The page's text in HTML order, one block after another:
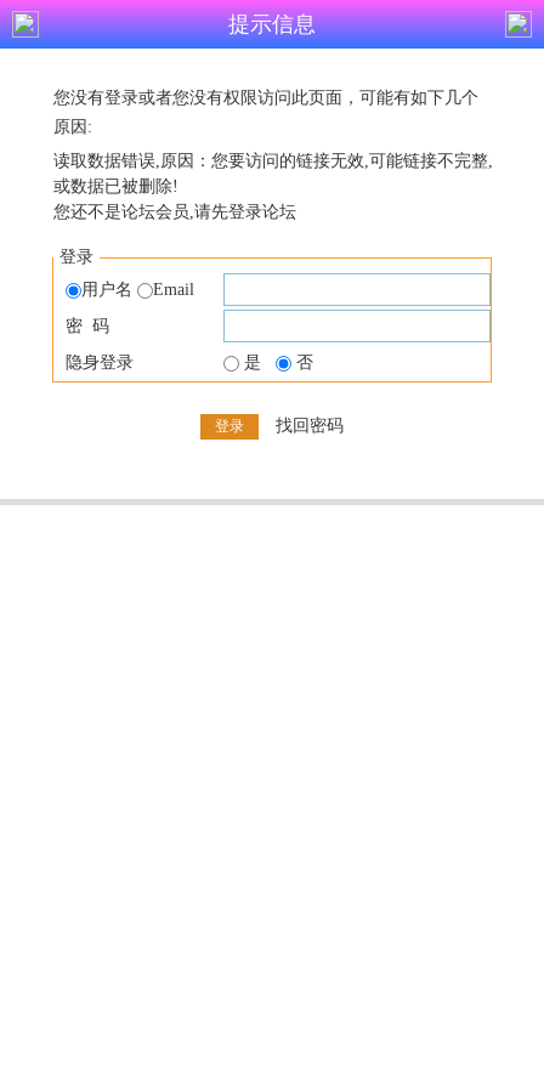
提示信息
您没有登录或者您没有权限访问此页面，可能有如下几个
原因:
读取数据错误,原因：您要访问的链接无效,可能链接不完整,
或数据已被删除!
您还不是论坛会员,请先登录论坛
登录
用户名
Email
密 码
隐身登录
是 否
找回密码